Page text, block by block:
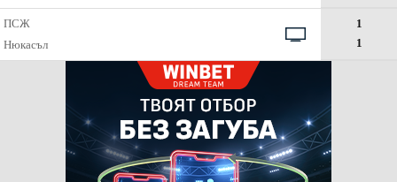
ПСЖ
Нюкасъл
1
1